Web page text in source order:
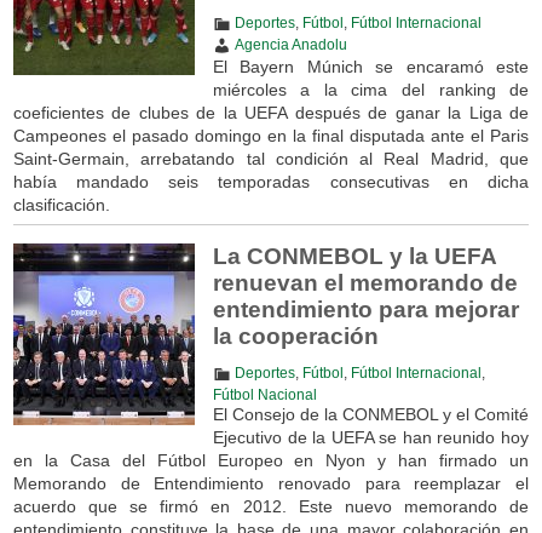
Deportes, Fútbol
Fútbol Internacional
Agencia Anadolu
El Bayern Múnich se encaramó este
miércoles a la cima del ranking de
coeficientes de clubes de la UEFA después de ganar la Liga de
Campeones el pasado domingo en la final disputada ante el Paris
Saint-Germain, arrebatando tal condición al Real Madrid, que
había mandado seis temporadas consecutivas en dicha
clasificación.
La CONMEBOL y la UEFA
renuevan el memorando de
entendimiento para mejorar
la cooperación
Deportes, Fútbol Fútbol Internacional
Fútbol Nacional
El Consejo de la CONMEBOL y el Comité
Ejecutivo de la UEFA se han reunido hoy
en la Casa del Fútbol Europeo en Nyon y han firmado un
Memorando de Entendimiento renovado para reemplazar el
acuerdo que se firmó en 2012. Este nuevo memorando de